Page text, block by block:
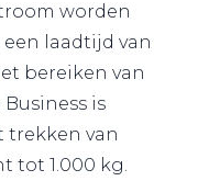
worden
laadtijd van
bereiken van
is
trekken van
tot 1.000 kg.